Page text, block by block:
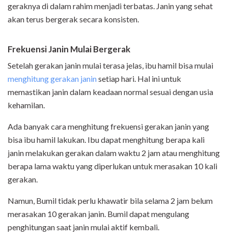
geraknya di dalam rahim menjadi terbatas. Janin yang sehat
akan terus bergerak secara konsisten.
Frekuensi Janin Mulai Bergerak
Setelah gerakan janin mulai terasa jelas, ibu hamil bisa mulai
menghitung gerakan janinsetiap hari. Hal ini untuk
memastikan janin dalam keadaan normal sesuai dengan usia
kehamilan.
Ada banyak cara menghitung frekuensi gerakan janin yang
bisa ibu hamil lakukan. Ibu dapat menghitung berapa kali
janin melakukan gerakan dalam waktu 2 jam atau menghitung
berapa lama waktu yang diperlukan untuk merasakan 10 kali
gerakan.
Namun, Bumil tidak perlu khawatir bila selama 2 jam belum
merasakan 10 gerakan janin. Bumil dapat mengulang
penghitungan saat janin mulai aktif kembali.